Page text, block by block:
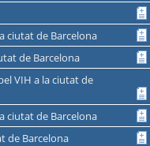
ciutat de Barcelona
de Barcelona
ciutat de Barcelona
de Barcelona